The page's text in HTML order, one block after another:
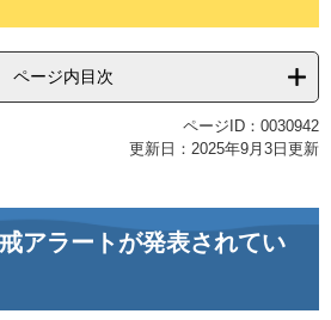
ページ内目次
ページID：0030942
更新日：2025年9月3日更新
アラートが発表されてい